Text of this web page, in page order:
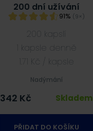
200 dní užívání
91% (9×)
200 kapslí
1 kapsle denně
1.71 Kč / kapsle
Nadýmání
342 Kč Skladem
PŘIDAT DO KOŠÍKU